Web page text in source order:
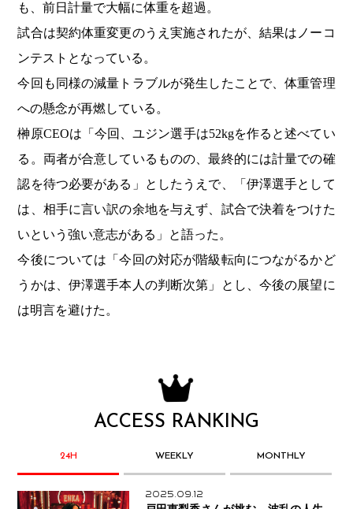
も、前日計量で大幅に体重を超過。
試合は契約体重変更のうえ実施されたが、結果はノーコ
ンテストとなっている。
今回も同様の減量トラブルが発生したことで、体重管理
への懸念が再燃している。
榊原CEOは「今回、ユジン選手は52kgを作ると述べてい
る。両者が合意しているものの、最終的には計量での確
認を待つ必要がある」としたうえで、「伊澤選手として
は、相手に言い訳の余地を与えず、試合で決着をつけた
いという強い意志がある」と語った。
今後については「今回の対応が階級転向につながるかど
うかは、伊澤選手本人の判断次第」とし、今後の展望に
は明言を避けた。
ACCESS RANKING
24H WEEKLY MONTHLY
2025.09.12